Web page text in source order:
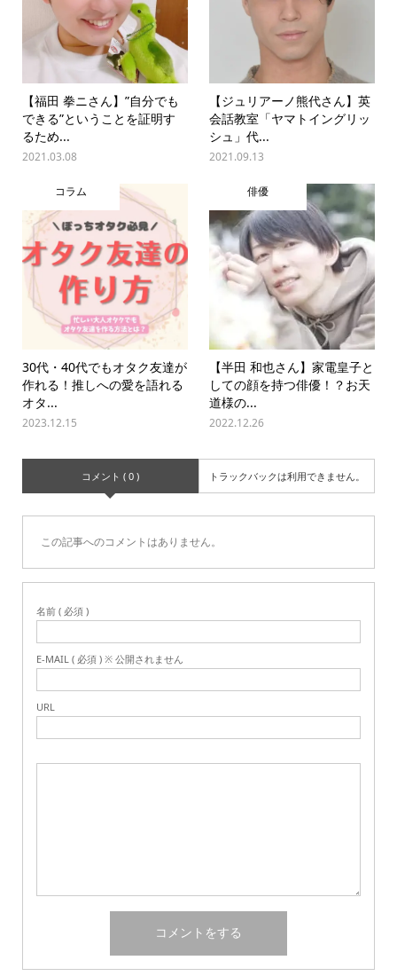
【福田 拳ニさん】”自分でも
できる”ということを証明す
るため...
2021.03.08
【ジュリアーノ熊代さん】英
会話教室「ヤマトイングリッ
シュ」代...
2021.09.13
コラム
30代・40代でもオタク友達が
作れる！推しへの愛を語れる
オタ...
2023.12.15
俳優
【半田 和也さん】家電皇子と
しての顔を持つ俳優！？お天
道様の...
2022.12.26
コメント ( 0 ) トラックバックは利用できません。
この記事へのコメントはありません。
名前 ( 必須 )
E-MAIL ( 必須 ) ※ 公開されません
URL